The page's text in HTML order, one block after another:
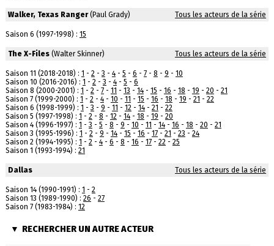
Walker, Texas Ranger(Paul Grady) Tous les acteurs de la série
Saison 6 (1997-1998) : 15
The X-Files(Walter Skinner) Tous les acteurs de la série
Saison 11 (2018-2018) : 1 - 2- 3 - 4- 5 - 6 - 7- 8 - 9 - 10
Saison 10 (2016-2016) : 1 - 2- 3 - 4- 5 - 6
Saison 8 (2000-2001) : 1 - 2- 7- 11 - 13 - 14- 15 - 16 - 18 - 19 - 20 - 21
Saison 7 (1999-2000) : 1 - 2- 4- 10 - 11 - 15 - 16 - 18 - 19 - 21 - 22
Saison 6 (1998-1999) : 1 - 3 - 9 - 11 - 12- 14- 21 - 22
Saison 5 (1997-1998) : 1 - 2- 8 - 12- 14- 18 - 19 - 20
Saison 4 (1996-1997) : 1 - 3 - 5 - 8 - 9 - 10 - 11 - 14- 16 - 18 - 20 - 21
Saison 3 (1995-1996) : 1 - 2- 9 - 14- 15 - 16 - 17- 21 - 23 - 24
Saison 2 (1994-1995) : 1 - 2- 4- 6 - 8 - 16 - 17- 22- 25
Saison 1 (1993-1994) : 21
Dallas Tous les acteurs de la série
Saison 14 (1990-1991) : 1 - 2
Saison 13 (1989-1990) : 26 - 27
Saison 7 (1983-1984) : 12
RECHERCHER UN AUTRE ACTEUR